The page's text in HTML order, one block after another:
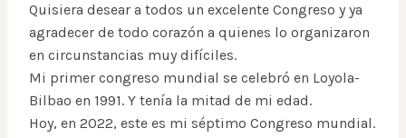
Quisiera desear a todos un excelente Congreso y ya
agradecer de todo corazón a quienes lo organizaron
en circunstancias muy difíciles.
Mi primer congreso mundial se celebró en Loyola-
Bilbao en 1991. Y tenía la mitad de mi edad.
Hoy, en 2022, este es mi séptimo Congreso mundial.